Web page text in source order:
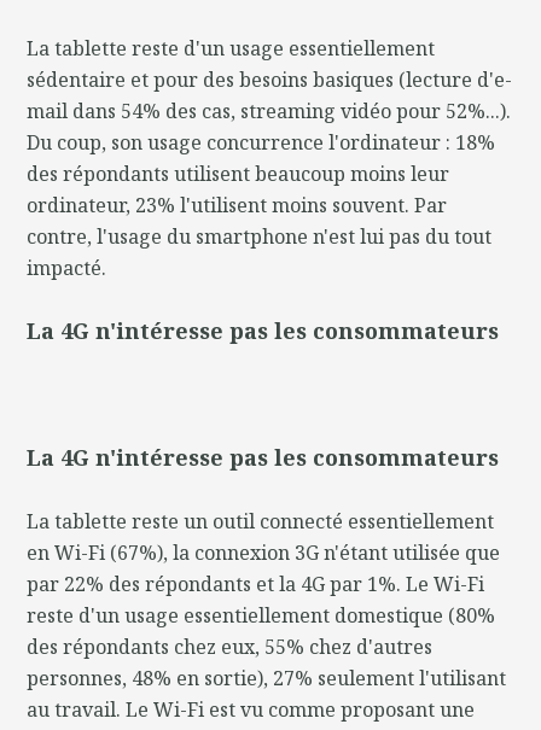
La tablette reste d'un usage essentiellement
sédentaire et pour des besoins basiques (lecture d'e-
mail dans 54% des cas, streaming vidéo pour 52%...).
Du coup, son usage concurrence l'ordinateur : 18%
des répondants utilisent beaucoup moins leur
ordinateur, 23% l'utilisent moins souvent. Par
contre, l'usage du smartphone n'est lui pas du tout
impacté.
La 4G n'intéresse pas les consommateurs
La 4G n'intéresse pas les consommateurs
La tablette reste un outil connecté essentiellement
en Wi-Fi (67%), la connexion 3G n'étant utilisée que
par 22% des répondants et la 4G par 1%. Le Wi-Fi
reste d'un usage essentiellement domestique (80%
des répondants chez eux, 55% chez d'autres
personnes, 48% en sortie), 27% seulement l'utilisant
au travail. Le Wi-Fi est vu comme proposant une